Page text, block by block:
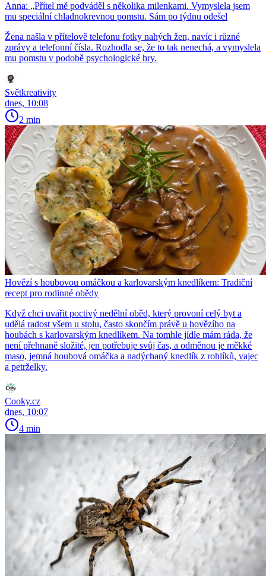
Anna: „Přítel mě podváděl s několika milenkami. Vymyslela jsem
mu speciální chladnokrevnou pomstu. Sám po týdnu odešel
Žena našla v přítelově telefonu fotky nahých žen, navíc i různé
zprávy a telefonní čísla. Rozhodla se, že to tak nenechá, a vymyslela
mu pomstu v podobě psychologické hry.
Světkreativity
dnes, 10:08
2 min
Hovězí s houbovou omáčkou a karlovarským knedlíkem: Tradiční
recept pro rodinné obědy
Když chci uvařit poctivý nedělní oběd, který provoní celý byt a
udělá radost všem u stolu, často skončím právě u hovězího na
houbách s karlovarským knedlíkem. Na tomhle jídle mám ráda, že
není přehnaně složité, jen potřebuje svůj čas, a odměnou je měkké
maso, jemná houbová omáčka a nadýchaný knedlík z rohlíků, vajec
a petrželky.
Cooky.cz
dnes, 10:07
4 min